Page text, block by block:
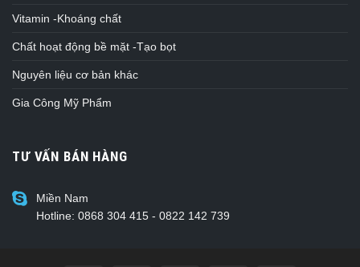
Vitamin -Khoáng chất
Chất hoạt động bề mặt -Tạo bọt
Nguyên liệu cơ bản khác
Gia Công Mỹ Phẩm
TƯ VẤN BÁN HÀNG
Miền Nam
Hotline: 0868 304 415 - 0822 142 739